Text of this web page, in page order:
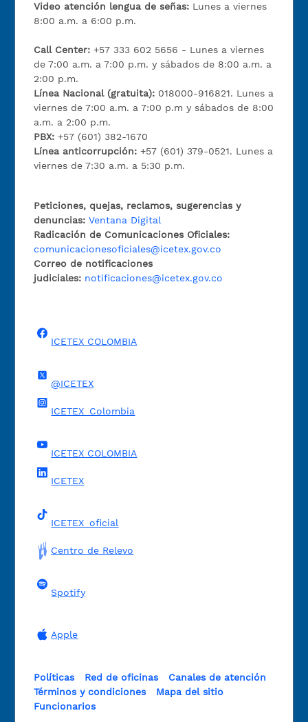
Video atención lengua de señas: Lunes a viernes
8:00 a.m. a 6:00 p.m.
Call Center:+57 333 602 5656 - Lunes a viernes
de 7:00 a.m. a 7:00 p.m. y sábados de 8:00 a.m. a
2:00 p.m.
Línea Nacional (gratuita): 018000-916821. Lunes a
viernes de 7:00 a.m. a 7:00 p.m y sábados de 8:00
a.m. a 2:00 p.m.
PBX:+57 (601) 382-1670
Línea anticorrupción:+57 (601) 379-0521. Lunes a
viernes de 7:30 a.m. a 5:30 p.m.
Peticiones, quejas, reclamos, sugerencias y
denuncias: Ventana Digital
Radicación de Comunicaciones Oficiales:
comunicacionesoficiales@icetex.gov.co
Correo de notificaciones
judiciales: notificaciones@icetex.gov.co
ICETEX COLOMBIA
@ICETEX
ICETEX_Colombia
ICETEX COLOMBIA
ICETEX
ICETEX_oficial
Centro de Relevo
Spotify
Apple
Políticas Red de oficinas
Canales de atención
Términos y condiciones
Mapa del sitio
Funcionarios